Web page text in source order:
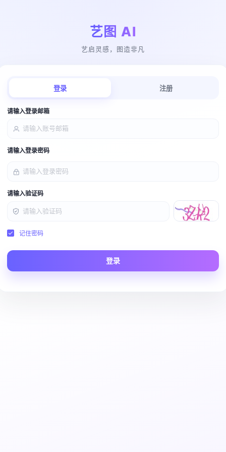
艺图 AI
艺启灵感，图造非凡
登录 注册
请输入登录邮箱
请输入登录密码
请输入验证码
记住密码
登录